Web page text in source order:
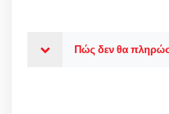
Πώς δεν θα